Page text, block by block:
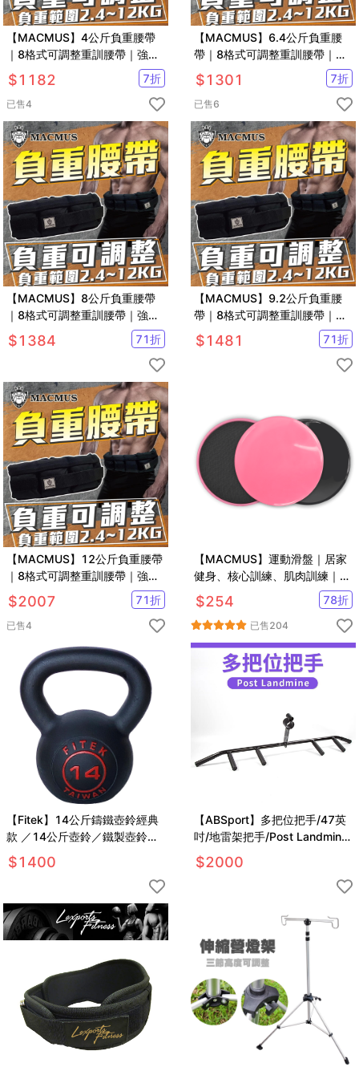
【MACMUS】4公斤負重腰帶
｜8格式可調整重訓腰帶｜強化
核心肌群鍛鍊腰部肌肉
$1182 7折
已售4
【MACMUS】6.4公斤負重腰
帶｜8格式可調整重訓腰帶｜強
化核心肌群鍛鍊腰部肌肉
$1301 7折
已售6
【MACMUS】8公斤負重腰帶
｜8格式可調整重訓腰帶｜強化
核心肌群鍛鍊腰部肌肉
$1384 71折
【MACMUS】9.2公斤負重腰
帶｜8格式可調整重訓腰帶｜強
化核心肌群鍛鍊腰部肌肉
$1481 71折
【MACMUS】12公斤負重腰帶
｜8格式可調整重訓腰帶｜強化
核心肌群鍛鍊腰部肌肉
$2007 71折
已售4
【MACMUS】運動滑盤｜居家
健身、核心訓練、肌肉訓練｜
黑、粉、藍三色可選｜一組兩片
$254 78折
已售204
【Fitek】14公斤鑄鐵壺鈴經典
款 ／14公斤壺鈴／鐵製壺鈴／
體能訓練／核心訓練重訓
$1400
【ABSport】多把位把手/47英
吋/地雷架把手/Post Landmine/
地雷管/核心訓練
$2000